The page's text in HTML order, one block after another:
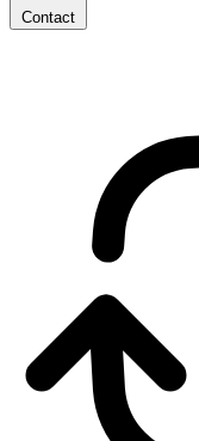
Contact